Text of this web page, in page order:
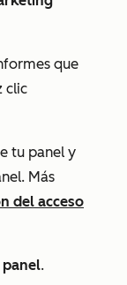
que
clic
tu panel y
Más
del acceso
panel.